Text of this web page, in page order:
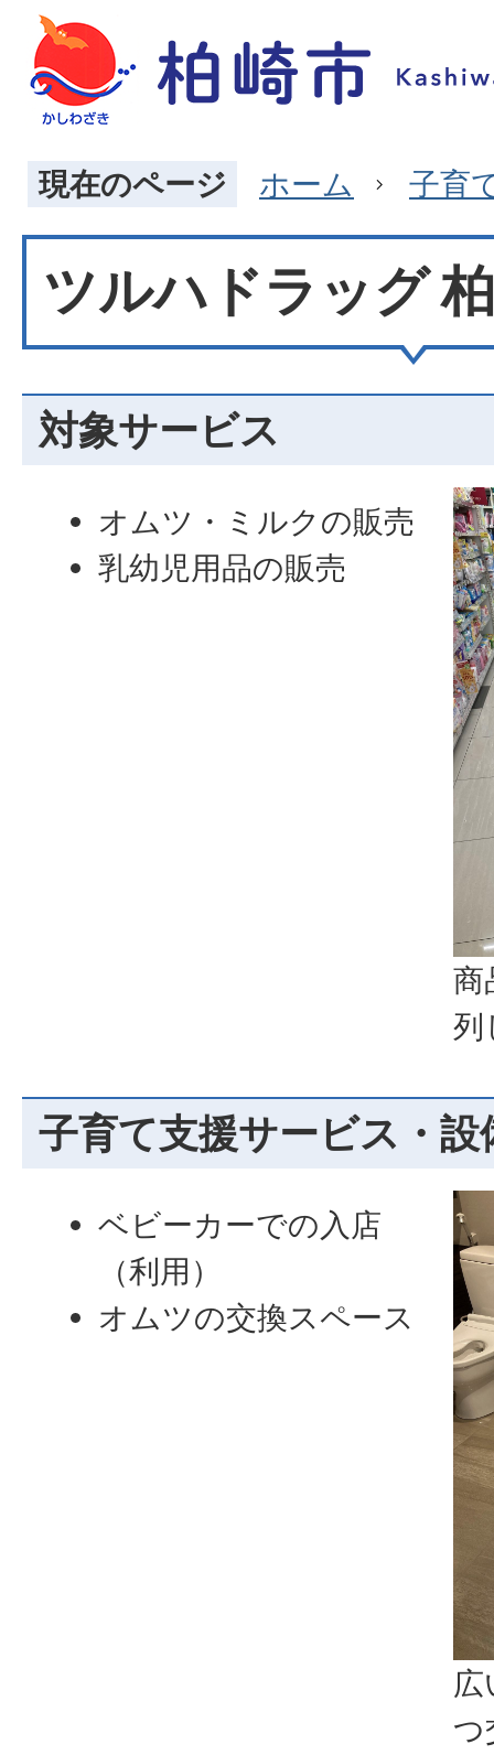
現在のページ ホーム 子育
ツルハドラッグ
対象サービス
商
列
オムツ・ミルクの販売
乳幼児用品の販売
子育て支援サービス・設
つ
ベビーカーでの入店
（利用）
オムツの交換スペース